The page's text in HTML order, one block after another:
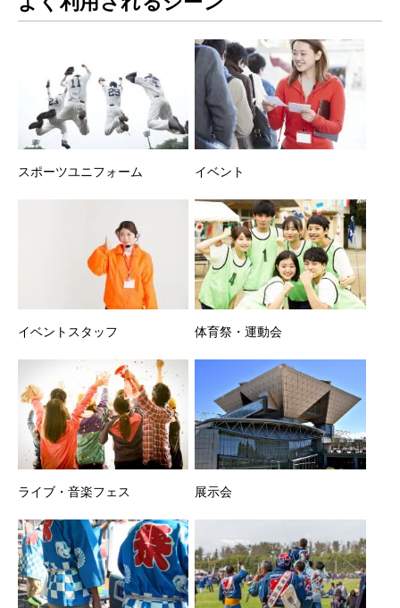
スポーツユニフォーム イベント
イベントスタッフ 体育祭・運動会
ライブ・音楽フェス 展示会